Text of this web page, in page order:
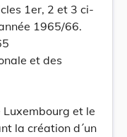
1er, 2 et 3 ci-
1965/66.
et des
et le
la création d´un